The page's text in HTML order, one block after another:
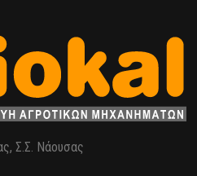
Σ.Σ. Νάουσας